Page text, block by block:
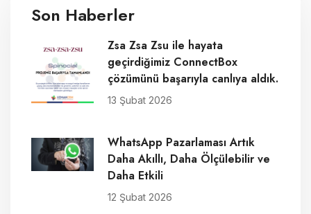
Son Haberler
Zsa Zsa Zsu ile hayata
geçirdiğimiz ConnectBox
çözümünü başarıyla canlıya aldık.
13 Şubat 2026
WhatsApp Pazarlaması Artık
Daha Akıllı, Daha Ölçülebilir ve
Daha Etkili
12 Şubat 2026